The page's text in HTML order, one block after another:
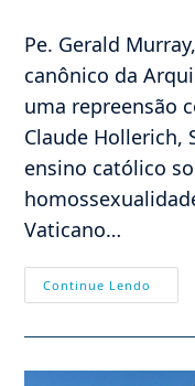
Pe. Gerald
canônico da
uma repreensão
Claude Hollerich,
ensino católico
Vaticano…
Continue Lendo
Gerald